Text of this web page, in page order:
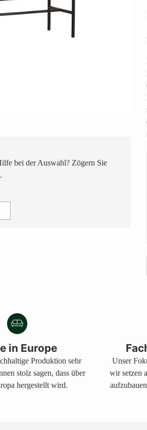
bei der Auswahl? Zögern Sie
in Europe
Produktion sehr
stolz sagen, dass über
hergestellt wird.
Unser
wir setzen